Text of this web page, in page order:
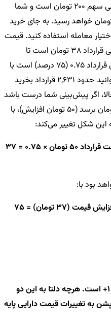
خساپا سرمایه‌گذاری کنید. قیمت فعلی سهم 200 تومان است و شما
می‌کنید که قیمت به 250 تومان خواهد رسید. به جای خرید
معامله استفاده کنید. قیمت
اعمال آن 200 تومان است قیمت فعلی قرارداد 38 تومان است تا
سررسید 86 روز باقی مانده دلتای این قرارداد 0.75 (75 درصد) است با
سرمایه 100 میلیون تومانی خود می‌توانید حدود 2,631 قرارداد بخرید
بر 38 تومان). حالا، اگر پیش‌بینی شما درست باشد
و قیمت سهم از 200 تومان به 250 تومان برسد (50 تومان افزایش)، با
تغییر قیمت قرارداد 50 تومان × 0.75 = 37
بود با:
قیمت فعلی قرارداد (38 تومان) + افزایش قیمت (37 تومان) = 75
دلتا برای آپشن ها همیشه بین 1- و 1+ است. هرچه دلتا به این دو
به تغییرات قیمت دارایی پایه